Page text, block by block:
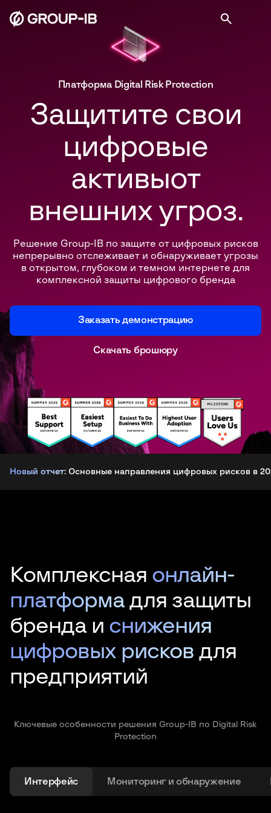
Платформа Digital Risk Protection
Защитите свои
цифровые
активыот
внешних угроз.
Решение Group-IB по защите от цифровых рисков
непрерывно отслеживает и обнаруживает угрозы
в открытом, глубоком и темном интернете для
комплексной защиты цифрового бренда
Заказать демонстрацию
Скачать брошюру
Новый отчет: Основные направления цифровых рисков в
Комплексная онлайн-
платформа для защиты
бренда и снижения
цифровых рисков для
предприятий
Ключевые особенности решения Group-IB по Digital Risk
Protection
Интерфейс Мониторинг и обнаружение